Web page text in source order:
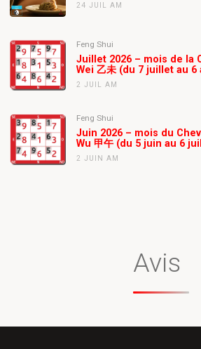
24 JUIL AM
Feng Shui
Juillet 2026 – mois de la
Wei 乙未 (du 7 juillet au 6
2 JUIL AM
Feng Shui
Juin 2026 – mois du
Wu 甲午 (du 5 juin au 6
2 JUIN AM
Avis